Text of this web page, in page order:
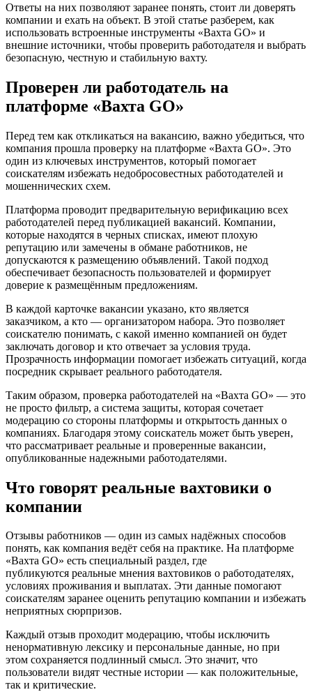
Ответы на них позволяют заранее понять, стоит ли доверять
компании и ехать на объект. В этой статье разберем, как
использовать встроенные инструменты «Вахта GO» и
внешние источники, чтобы проверить работодателя и выбрать
безопасную, честную и стабильную вахту.
Проверен ли работодатель на
платформе «Вахта GO»
Перед тем как откликаться на вакансию, важно убедиться, что
компания прошла проверку на платформе «Вахта GO». Это
один из ключевых инструментов, который помогает
соискателям избежать недобросовестных работодателей и
мошеннических схем.
Платформа проводит предварительную верификацию всех
работодателей перед публикацией вакансий. Компании,
которые находятся в черных списках, имеют плохую
репутацию или замечены в обмане работников, не
допускаются к размещению объявлений. Такой подход
обеспечивает безопасность пользователей и формирует
доверие к размещённым предложениям.
В каждой карточке вакансии указано, кто является
заказчиком, а кто — организатором набора. Это позволяет
соискателю понимать, с какой именно компанией он будет
заключать договор и кто отвечает за условия труда.
Прозрачность информации помогает избежать ситуаций, когда
посредник скрывает реального работодателя.
Таким образом, проверка работодателей на «Вахта GO» — это
не просто фильтр, а система защиты, которая сочетает
модерацию со стороны платформы и открытость данных о
компаниях. Благодаря этому соискатель может быть уверен,
что рассматривает реальные и проверенные вакансии,
опубликованные надежными работодателями.
Что говорят реальные вахтовики о
компании
Отзывы работников — один из самых надёжных способов
понять, как компания ведёт себя на практике. На платформе
«Вахта GO» есть специальный раздел, где
публикуются реальные мнения вахтовиков о работодателях,
условиях проживания и выплатах. Эти данные помогают
соискателям заранее оценить репутацию компании и избежать
неприятных сюрпризов.
Каждый отзыв проходит модерацию, чтобы исключить
ненормативную лексику и персональные данные, но при
этом сохраняется подлинный смысл. Это значит, что
пользователи видят честные истории — как положительные,
так и критические.